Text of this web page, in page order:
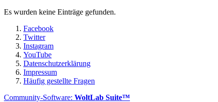
Es wurden keine Einträge gefunden.
Facebook
Twitter
Instagram
YouTube
Datenschutzerklärung
Impressum
Häufig gestellte Fragen
Community-Software: WoltLab Suite™